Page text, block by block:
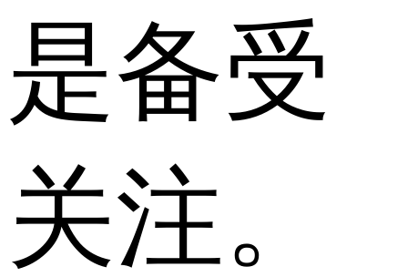
是备受
关注。